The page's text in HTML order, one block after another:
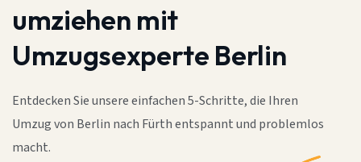
umziehen mit
Umzugsexperte Berlin
Entdecken Sie unsere einfachen 5-Schritte, die Ihren
Umzug von Berlin nach Fürth entspannt und problemlos
macht.